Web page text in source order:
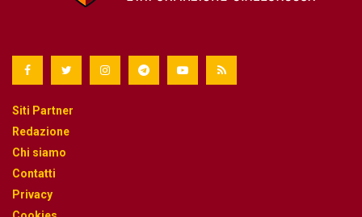
Siti Partner
Redazione
Chi siamo
Contatti
Privacy